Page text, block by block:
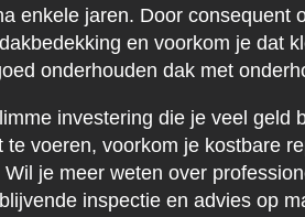
enkele jaren. Door consequent
en voorkom je dat
onderhouden dak met
investering die je veel geld
voeren, voorkom je kostbare
je meer weten over
inspectie en advies op